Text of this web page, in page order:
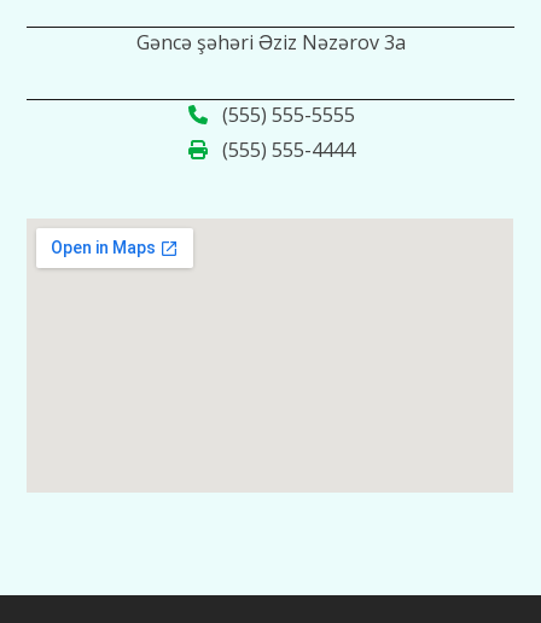
Gəncə şəhəri Əziz Nəzərov 3a
(555) 555-5555
(555) 555-4444